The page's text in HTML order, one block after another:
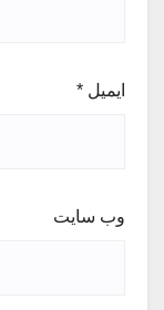
ایمیل *
وب‌ سایت